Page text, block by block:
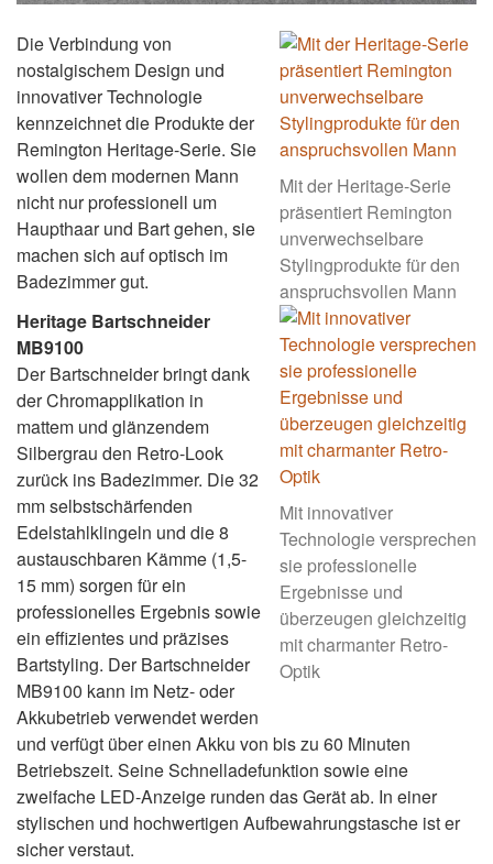
Mit der Heritage-Serie
präsentiert Remington
unverwechselbare
Stylingprodukte für den
anspruchsvollen Mann
Mit innovativer
Technologie versprechen
sie professionelle
Ergebnisse und
überzeugen gleichzeitig
mit charmanter Retro-
Optik
Die Verbindung von
nostalgischem Design und
innovativer Technologie
kennzeichnet die Produkte der
Remington Heritage-Serie. Sie
wollen dem modernen Mann
nicht nur professionell um
Haupthaar und Bart gehen, sie
machen sich auf optisch im
Badezimmer gut.
Heritage Bartschneider
MB9100
Der Bartschneider bringt dank
der Chromapplikation in
mattem und glänzendem
Silbergrau den Retro-Look
zurück ins Badezimmer. Die 32
mm selbstschärfenden
Edelstahlklingeln und die 8
austauschbaren Kämme (1,5-
15 mm) sorgen für ein
professionelles Ergebnis sowie
ein effizientes und präzises
Bartstyling. Der Bartschneider
MB9100 kann im Netz- oder
Akkubetrieb verwendet werden
und verfügt über einen Akku von bis zu 60 Minuten
Betriebszeit. Seine Schnelladefunktion sowie eine
zweifache LED-Anzeige runden das Gerät ab. In einer
stylischen und hochwertigen Aufbewahrungstasche ist er
sicher verstaut.